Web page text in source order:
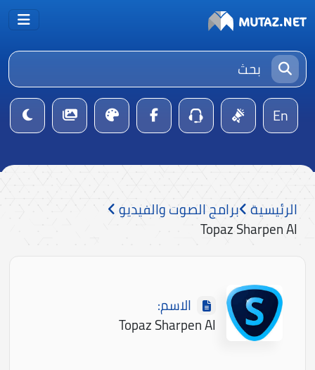
En
الرئيسية برامج الصوت والفيديو
Topaz Sharpen AI
الاسم:
Topaz Sharpen AI